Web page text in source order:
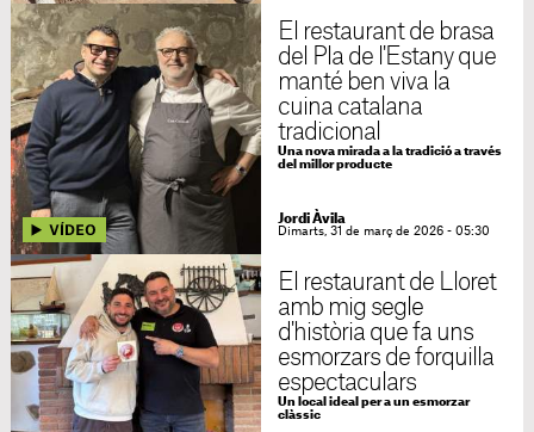
El restaurant de brasa
del Pla de l'Estany que
manté ben viva la
cuina catalana
tradicional
Una nova mirada a la tradició a través
del millor producte
Jordi Àvila
Dimarts, 31 de març de 2026 - 05:30
El restaurant de Lloret
amb mig segle
d'història que fa uns
esmorzars de forquilla
espectaculars
Un local ideal per a un esmorzar
clàssic